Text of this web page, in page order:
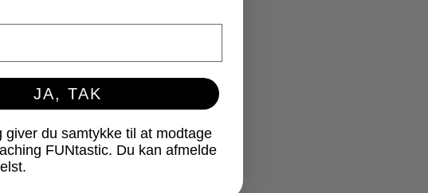
JA, TAK
giver du samtykke til at modtage
FUNtastic. Du kan afmelde